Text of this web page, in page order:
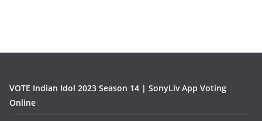
VOTE Indian Idol 2023 Season 14 | SonyLiv App Voting
Online